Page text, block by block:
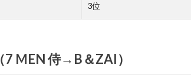
3位
MEN 侍→B＆ZAI）